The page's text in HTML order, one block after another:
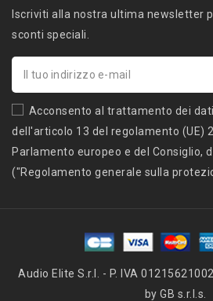
Iscriviti alla nostra ultima newsletter
sconti speciali.
Acconsento al trattamento dei
dell'articolo 13 del regolamento (UE)
Parlamento europeo e del Consiglio,
("Regolamento generale sulla
Audio Elite S.r.l. - P. IVA
by GB s.r.l.s.